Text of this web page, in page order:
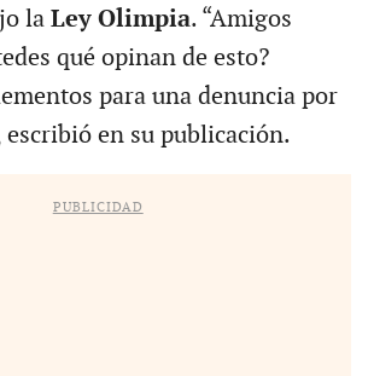
laLey Olimpia. “Amigos
qué opinan de esto?
para una denuncia por
escribió en su publicación.
PUBLICIDAD